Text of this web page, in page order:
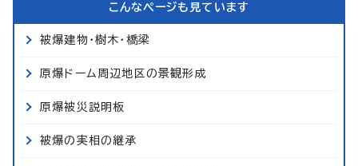
こんなページも見ています
被爆建物・樹木・橋梁
原爆ドーム周辺地区の景観形成
原爆被災説明板
被爆の実相の継承